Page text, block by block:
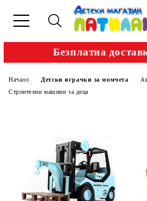
Безплатна
Начало Детски играчки за момчета
Строителни машини за деца